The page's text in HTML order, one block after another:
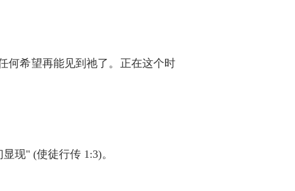
何希望再能见到祂了。正在这个时
现" (使徒行传 1:3)。